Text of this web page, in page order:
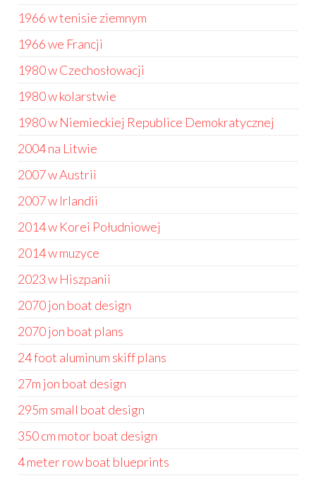
1966 w tenisie ziemnym
1966 we Francji
1980 w Czechosłowacji
1980 w kolarstwie
1980 w Niemieckiej Republice Demokratycznej
2004 na Litwie
2007 w Austrii
2007 w Irlandii
2014 w Korei Południowej
2014 w muzyce
2023 w Hiszpanii
2070 jon boat design
2070 jon boat plans
24 foot aluminum skiff plans
27m jon boat design
295m small boat design
350 cm motor boat design
4 meter row boat blueprints